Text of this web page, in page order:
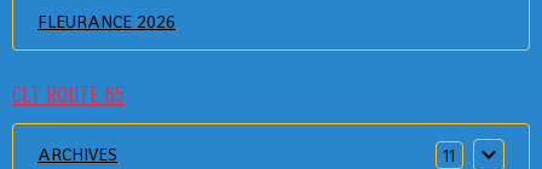
FLEURANCE 2026
CLT ROUTE 65
ARCHIVES 11